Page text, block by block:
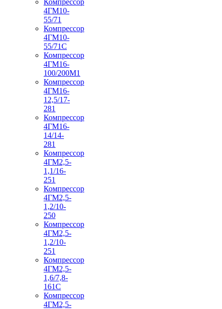
4ГМ10-
55/71
Компрессор
4ГМ10-
55/71С
Компрессор
4ГМ16-
100/200М1
Компрессор
4ГМ16-
12,5/17-
281
Компрессор
4ГМ16-
14/14-
281
Компрессор
4ГМ2,5-
1,1/16-
251
Компрессор
4ГМ2,5-
1,2/10-
250
Компрессор
4ГМ2,5-
1,2/10-
251
Компрессор
4ГМ2,5-
1,6/7,8-
161С
Компрессор
4ГМ2,5-